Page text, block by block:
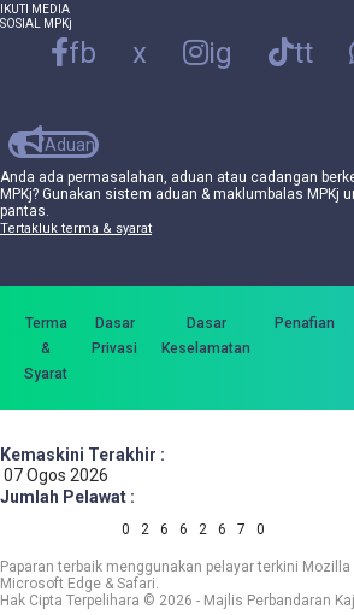
IKUTI MEDIA
SOSIAL MPKj
fb x ig tt
Aduan
Anda ada permasalahan, aduan atau cadangan
MPKj? Gunakan sistem aduan & maklumbalas MPKj
pantas.
Tertakluk terma & syarat
Terma
&
Syarat
Dasar
Privasi
Dasar
Keselamatan
Penafian
Kemaskini Terakhir :
07 Ogos 2026
Jumlah Pelawat :
0 2 6 6 2 6 7 0
Paparan terbaik menggunakan pelayar terkini Mozilla
Microsoft Edge & Safari.
Hak Cipta Terpelihara © 2026 - Majlis Perbandaran